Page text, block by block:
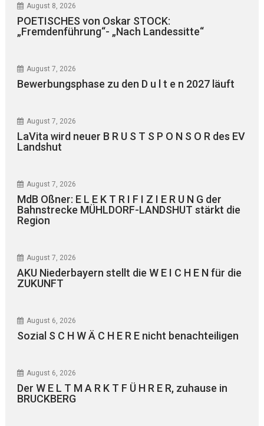
August 8, 2026
POETISCHES von Oskar STOCK:
„Fremdenführung“- „Nach Landessitte“
August 7, 2026
Bewerbungsphase zu den D u l t e n 2027 läuft
August 7, 2026
LaVita wird neuer B R U S T S P O N S O R des EV
Landshut
August 7, 2026
MdB Oßner: E L E K T R I F I Z I E R U N G der
Bahnstrecke MÜHLDORF-LANDSHUT stärkt die
Region
August 7, 2026
AKU Niederbayern stellt die W E I C H E N für die
ZUKUNFT
August 6, 2026
Sozial S C H W Ä C H E R E nicht benachteiligen
August 6, 2026
Der W E L T M A R K T F Ü H R E R, zuhause in
BRUCKBERG